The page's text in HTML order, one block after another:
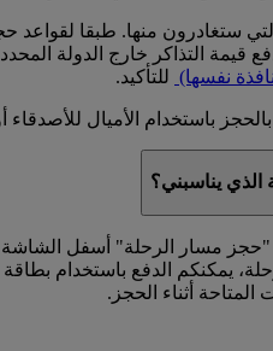
ستغادرون منها. طبقا لقواعد
التذاكر خارج الدولة
نفسها) للتأكيد.
باستخدام الأميال
يناسبني؟
"حجز مسار الرحلة" أسفل الشاشة
يمكنكم الدفع باستخدام
المتاحة أثناء الحجز.